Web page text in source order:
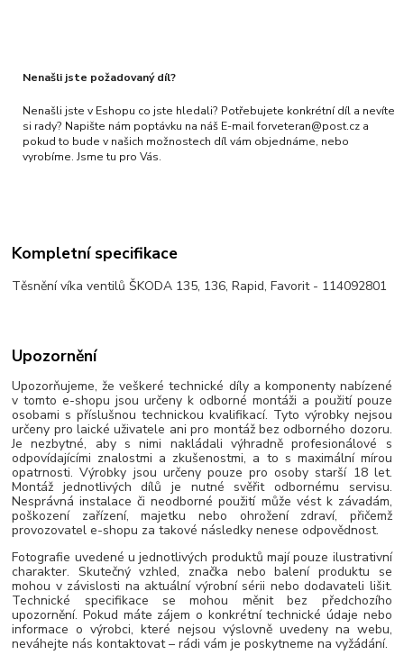
Nenašli jste požadovaný díl?
Nenašli jste v Eshopu co jste hledali? Potřebujete konkrétní díl a nevíte
si rady? Napište nám poptávku na náš E-mail forveteran@post.cz a
pokud to bude v našich možnostech díl vám objednáme, nebo
vyrobíme. Jsme tu pro Vás.
Kompletní specifikace
Těsnění víka ventilů ŠKODA 135, 136, Rapid, Favorit - 114092801
Upozornění
Upozorňujeme, že veškeré technické díly a komponenty nabízené
v tomto e-shopu jsou určeny k odborné montáži a použití pouze
osobami s příslušnou technickou kvalifikací. Tyto výrobky nejsou
určeny pro laické uživatele ani pro montáž bez odborného dozoru.
Je nezbytné, aby s nimi nakládali výhradně profesionálové s
odpovídajícími znalostmi a zkušenostmi, a to s maximální mírou
opatrnosti. Výrobky jsou určeny pouze pro osoby starší 18 let.
Montáž jednotlivých dílů je nutné svěřit odbornému servisu.
Nesprávná instalace či neodborné použití může vést k závadám,
poškození zařízení, majetku nebo ohrožení zdraví, přičemž
provozovatel e-shopu za takové následky nenese odpovědnost.
Fotografie uvedené u jednotlivých produktů mají pouze ilustrativní
charakter. Skutečný vzhled, značka nebo balení produktu se
mohou v závislosti na aktuální výrobní sérii nebo dodavateli lišit.
Technické specifikace se mohou měnit bez předchozího
upozornění. Pokud máte zájem o konkrétní technické údaje nebo
informace o výrobci, které nejsou výslovně uvedeny na webu,
neváhejte nás kontaktovat – rádi vám je poskytneme na vyžádání.